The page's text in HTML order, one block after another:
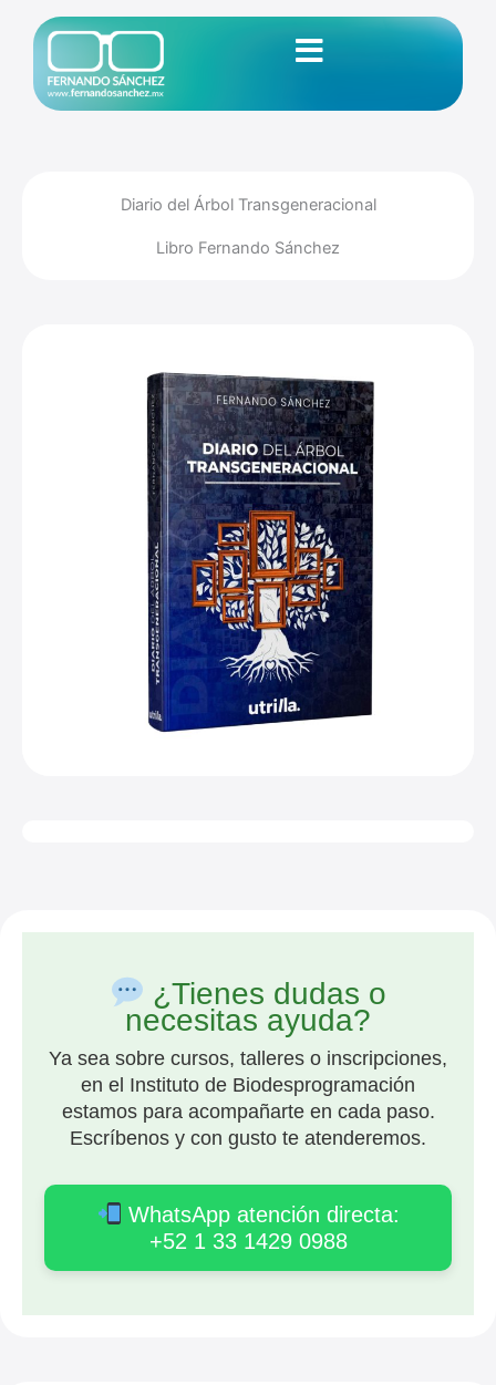
contenido
Diario del Árbol Transgeneracional
Libro Fernando Sánchez
¿Tienes dudas o
necesitas ayuda?
Ya sea sobre cursos, talleres o inscripciones,
en el Instituto de Biodesprogramación
estamos para acompañarte en cada paso.
Escríbenos y con gusto te atenderemos.
WhatsApp atención directa:
+52 1 33 1429 0988